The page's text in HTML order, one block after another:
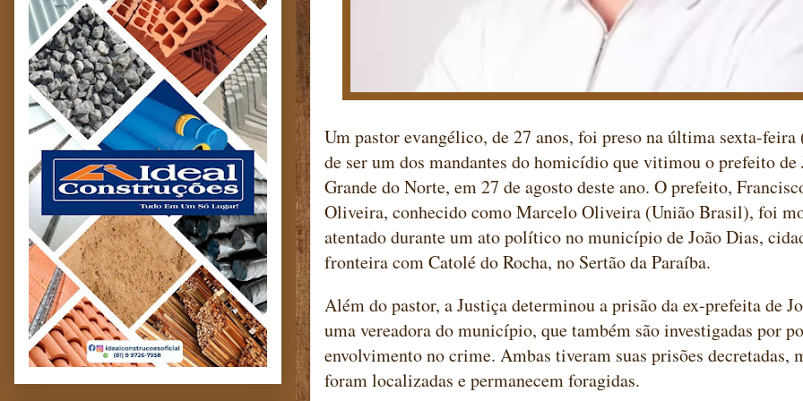
Um pastor evangélico, de 27 anos, foi preso na última sexta-
de ser um dos mandantes do homicídio que vitimou o prefeito de
Grande do Norte, em 27 de agosto deste ano. O prefeito,
Oliveira, conhecido como Marcelo Oliveira (União Brasil), foi
atentado durante um ato político no município de João Dias,
fronteira com Catolé do Rocha, no Sertão da Paraíba.
Além do pastor, a Justiça determinou a prisão da ex-prefeita de
uma vereadora do município, que também são investigadas por
envolvimento no crime. Ambas tiveram suas prisões decretadas,
foram localizadas e permanecem foragidas.